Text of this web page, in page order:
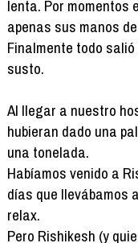
lenta. Por momentos
apenas sus manos
Finalmente todo
susto.
Al llegar a nuestro
hubieran dado una
una tonelada.
Habíamos venido a
días que llevábamos
relax.
Pero Rishikesh (y